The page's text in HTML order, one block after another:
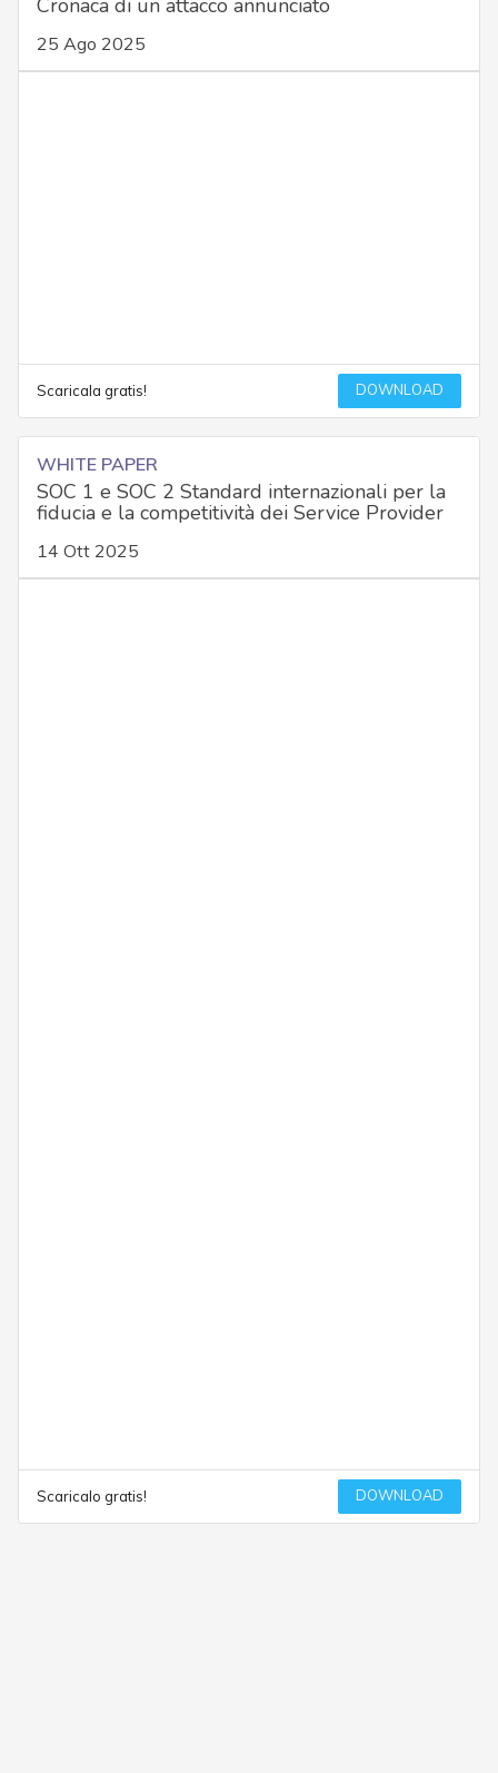
Cronaca di un attacco annunciato
25 Ago 2025
Scaricala gratis! DOWNLOAD
WHITE PAPER
SOC 1 e SOC 2 Standard internazionali per la
fiducia e la competitività dei Service Provider
14 Ott 2025
Scaricalo gratis! DOWNLOAD